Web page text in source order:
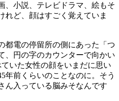
、小説、テレビドラマ、絵もそ
れど、顔はすごく覚えていま
都電の停留所の側にあった「つ
、円の字のカウンターで向かい
いた女性の顔をいまだに思い
年前くらいのことなのに。そう
ん入っている脳みそなんです